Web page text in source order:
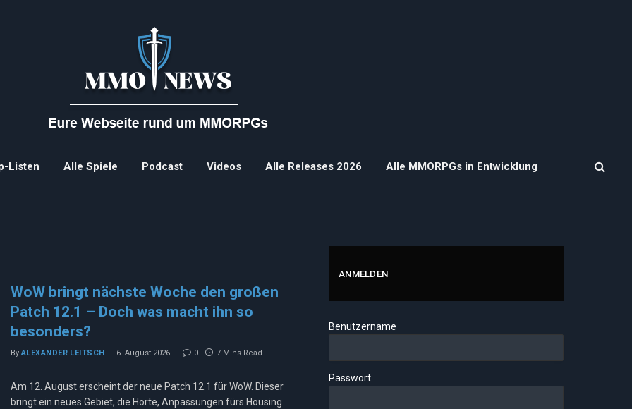
Listen Alle Spiele Podcast Videos Alle Releases 2026 Alle MMORPGs in Entwicklung
WoW bringt nächste Woche den großen
Patch 12.1 – Doch was macht ihn so
besonders?
By ALEXANDER LEITSCH 6. August 2026 0 7 Mins Read
Am 12. August erscheint der neue Patch 12.1 für WoW. Dieser
bringt ein neues Gebiet, die Horte, Anpassungen fürs Housing
ANMELDEN
Benutzername
Passwort